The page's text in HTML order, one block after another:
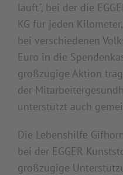
läuft", bei der die
KG für jeden
bei verschiedenen
Euro in die
großzügige Aktion
der
unterstützt auch
Die Lebenshilfe
bei der EGGER
großzügige